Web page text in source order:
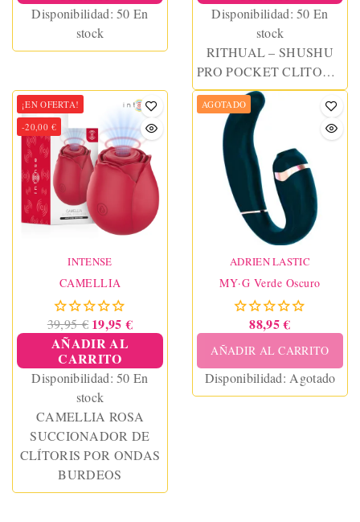
Disponibilidad:50 En
stock
Disponibilidad:50 En
stock
RITHUAL – SHUSHU
PRO POCKET CLITORIS
STIMULATOR 2
POWERFUL ORCHID
MOTORS
¡EN OFERTA!
-20,00 €
INTENSE
CAMELLIA
39,95 € 19,95 €
AÑADIR AL
CARRITO
Disponibilidad:50 En
stock
CAMELLIA ROSA
SUCCIONADOR DE
CLÍTORIS POR ONDAS
BURDEOS
AGOTADO
ADRIEN LASTIC
MY·G Verde Oscuro
88,95 €
AÑADIR AL CARRITO
Disponibilidad: Agotado